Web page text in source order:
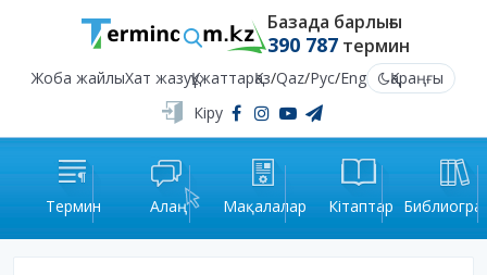
Базада барлығы
390 787термин
Жоба жайлыХат жазуҚұжаттарҚаз/Qaz/Рус/Eng
Қараңғы
Кіру
Термин Алаң Мақалалар Кітаптар